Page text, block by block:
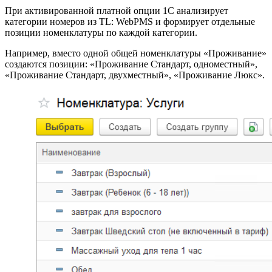
При активированной платной опции 1С анализирует
категории номеров из TL: WebPMS и формирует отдельные
позиции номенклатуры по каждой категории.
Например, вместо одной общей номенклатуры «Проживание»
создаются позиции: «Проживание Стандарт, одноместный»,
«Проживание Стандарт, двухместный», «Проживание Люкс».